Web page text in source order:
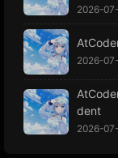
2026-
2026-
dent
2026-